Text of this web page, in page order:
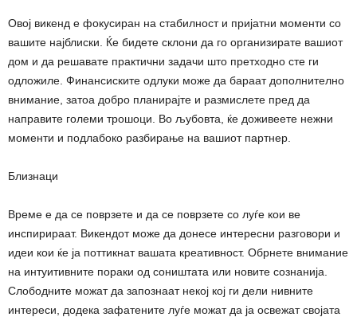
Овој викенд е фокусиран на стабилност и пријатни моменти со
вашите најблиски. Ќе бидете склони да го организирате вашиот
дом и да решавате практични задачи што претходно сте ги
одложиле. Финансиските одлуки може да бараат дополнително
внимание, затоа добро планирајте и размислете пред да
направите големи трошоци. Во љубовта, ќе доживеете нежни
моменти и подлабоко разбирање на вашиот партнер.
Близнаци
Време е да се поврзете и да се поврзете со луѓе кои ве
инспирираат. Викендот може да донесе интересни разговори и
идеи кои ќе ја поттикнат вашата креативност. Обрнете внимание
на интуитивните пораки од соништата или новите сознанија.
Слободните можат да запознаат некој кој ги дели нивните
интереси, додека зафатените луѓе можат да ја освежат својата